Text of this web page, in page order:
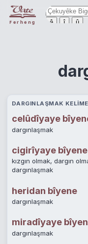
Ferheng ê î û
DARGINLAŞMAK
celûdîyaye
dargınlaşmak
cigirîyaye bîyene
kızgın olmak, dargın
dargınlaşmak
heridan bîyene
dargınlaşmak
miradîyaye
dargınlaşmak